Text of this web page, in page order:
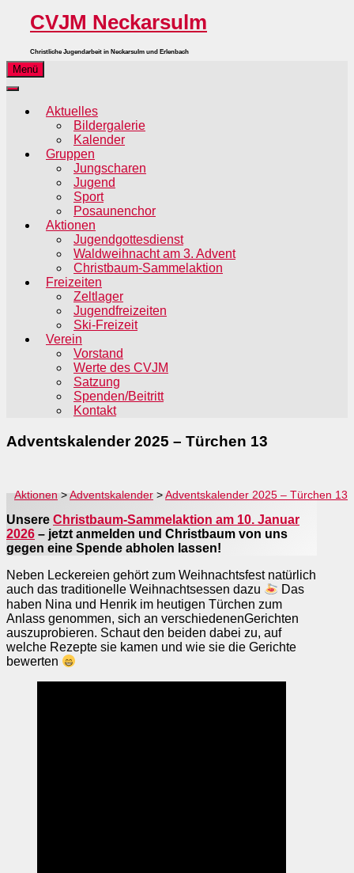
CVJM Neckarsulm
Christliche Jugendarbeit in Neckarsulm und Erlenbach
Menü
Aktuelles
Bildergalerie
Kalender
Gruppen
Jungscharen
Jugend
Sport
Posaunenchor
Aktionen
Jugendgottesdienst
Waldweihnacht am 3. Advent
Christbaum-Sammelaktion
Freizeiten
Zeltlager
Jugendfreizeiten
Ski-Freizeit
Verein
Vorstand
Werte des CVJM
Satzung
Spenden/Beitritt
Kontakt
Adventskalender 2025 – Türchen 13
Aktionen >Adventskalender >Adventskalender 2025 – Türchen 13
Unsere Christbaum-Sammelaktion am 10. Januar
2026 – jetzt anmelden und Christbaum von uns
gegen eine Spende abholen lassen!
Neben Leckereien gehört zum Weihnachtsfest natürlich
auch das traditionelle Weihnachtsessen dazu
Das
haben Nina und Henrik im heutigen Türchen zum
Anlass genommen, sich an verschiedenenGerichten
auszuprobieren. Schaut den beiden dabei zu, auf
welche Rezepte sie kamen und wie sie die Gerichte
bewerten